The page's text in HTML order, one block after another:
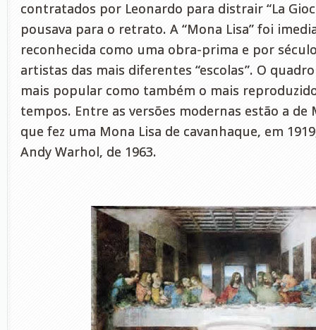
contratados por Leonardo para distrair “La
pousava para o retrato. A “Mona Lisa” foi
reconhecida como uma obra-prima e por
artistas das mais diferentes “escolas”. O
mais popular como também o mais
tempos. Entre as versões modernas estão a de
que fez uma Mona Lisa de cavanhaque, em
Andy Warhol, de 1963.